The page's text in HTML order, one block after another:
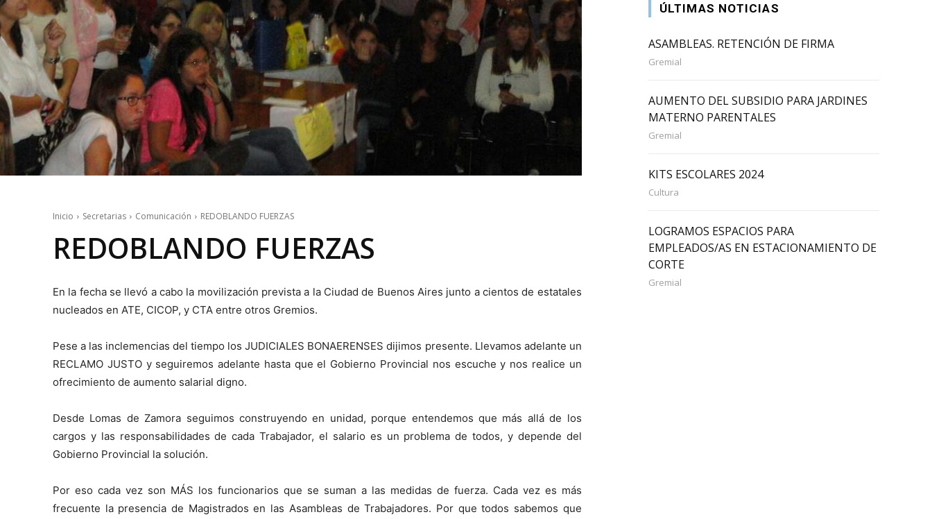
Inicio Secretarias Comunicación REDOBLANDO FUERZAS
REDOBLANDO FUERZAS
En la fecha se llevó a cabo la movilización prevista a la Ciudad de Buenos Aires junto a cientos de estatales
nucleados en ATE, CICOP, y CTA entre otros Gremios.
Pese a las inclemencias del tiempo los JUDICIALES BONAERENSES dijimos presente. Llevamos adelante un
RECLAMO JUSTO y seguiremos adelante hasta que el Gobierno Provincial nos escuche y nos realice un
ofrecimiento de aumento salarial digno.
Desde Lomas de Zamora seguimos construyendo en unidad, porque entendemos que más allá de los
cargos y las responsabilidades de cada Trabajador, el salario es un problema de todos, y depende del
Gobierno Provincial la solución.
Por eso cada vez son MÁS los funcionarios que se suman a las medidas de fuerza. Cada vez es más
frecuente la presencia de Magistrados en las Asambleas de Trabajadores. Por que todos sabemos que
ÚLTIMAS NOTICIAS
ASAMBLEAS. RETENCIÓN DE FIRMA
Gremial
AUMENTO DEL SUBSIDIO PARA JARDINES
MATERNO PARENTALES
Gremial
KITS ESCOLARES 2024
Cultura
LOGRAMOS ESPACIOS PARA
EMPLEADOS/AS EN ESTACIONAMIENTO DE
CORTE
Gremial